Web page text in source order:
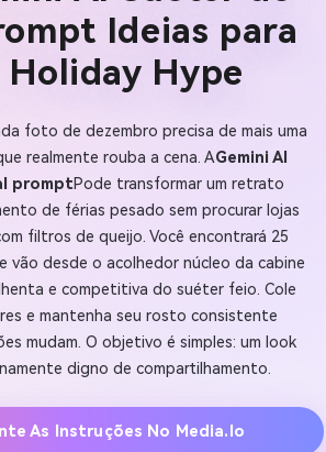
Ideias para
Holiday Hype
foto de dezembro precisa de mais uma
realmente rouba a cena. AGemini AI
promptPode transformar um retrato
de férias pesado sem procurar lojas
filtros de queijo. Você encontrará 25
vão desde o acolhedor núcleo da cabine
e competitiva do suéter feio. Cole
e mantenha seu rosto consistente
mudam. O objetivo é simples: um look
digno de compartilhamento.
As Instruções No Media.io